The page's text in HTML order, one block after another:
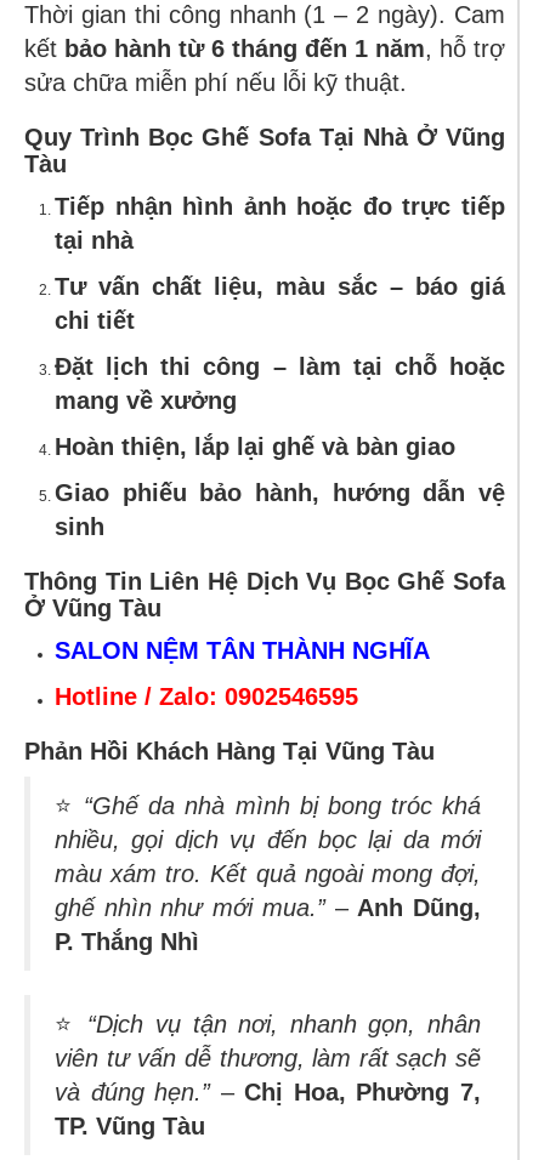
Thời gian thi công nhanh (1 – 2 ngày). Cam
kết bảo hành từ 6 tháng đến 1 năm, hỗ trợ
sửa chữa miễn phí nếu lỗi kỹ thuật.
Quy Trình Bọc Ghế Sofa Tại Nhà Ở Vũng
Tàu
Tiếp nhận hình ảnh hoặc đo trực tiếp
tại nhà
Tư vấn chất liệu, màu sắc – báo giá
chi tiết
Đặt lịch thi công – làm tại chỗ hoặc
mang về xưởng
Hoàn thiện, lắp lại ghế và bàn giao
Giao phiếu bảo hành, hướng dẫn vệ
sinh
Thông Tin Liên Hệ Dịch Vụ Bọc Ghế Sofa
Ở Vũng Tàu
SALON NỆM TÂN THÀNH NGHĨA
Hotline / Zalo: 0902546595
Phản Hồi Khách Hàng Tại Vũng Tàu
⭐ “Ghế da nhà mình bị bong tróc khá
nhiều, gọi dịch vụ đến bọc lại da mới
màu xám tro. Kết quả ngoài mong đợi,
ghế nhìn như mới mua.”– Anh Dũng,
P. Thắng Nhì
⭐ “Dịch vụ tận nơi, nhanh gọn, nhân
viên tư vấn dễ thương, làm rất sạch sẽ
và đúng hẹn.”–Chị Hoa, Phường 7,
TP. Vũng Tàu